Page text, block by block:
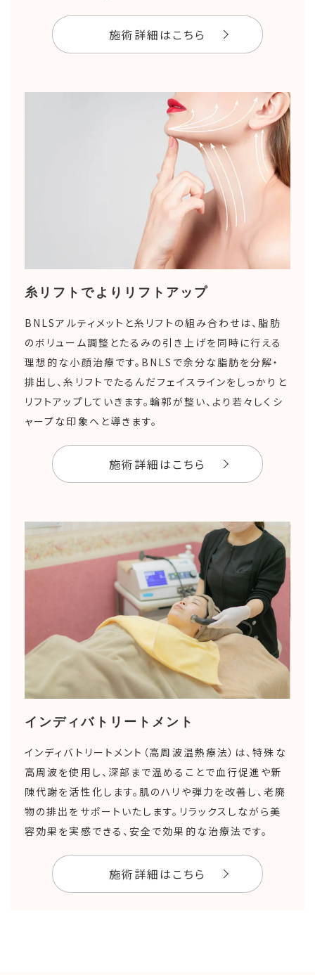
施術詳細はこちら
糸リフトでよりリフトアップ
BNLSアルティメットと糸リフトの組み合わせは、脂肪
のボリューム調整とたるみの引き上げを同時に行える
理想的な小顔治療です。BNLSで余分な脂肪を分解・
排出し、糸リフトでたるんだフェイスラインをしっかりと
リフトアップしていきます。輪郭が整い、より若々しくシ
ャープな印象へと導きます。
施術詳細はこちら
インディバトリートメント
インディバトリートメント（高周波温熱療法）は、特殊な
高周波を使用し、深部まで温めることで血行促進や新
陳代謝を活性化します。肌のハリや弾力を改善し、老廃
物の排出をサポートいたします。リラックスしながら美
容効果を実感できる、安全で効果的な治療法です。
施術詳細はこちら